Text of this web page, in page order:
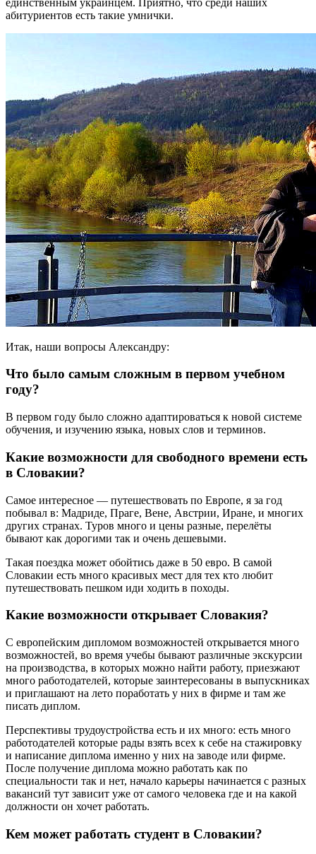
абитуриентов есть такие умнички.
Итак, наши вопросы Александру:
Что было самым сложным в первом учебном
году?
В первом году было сложно адаптироваться к новой системе
обучения, и изучению языка, новых слов и терминов.
Какие возможности для свободного времени есть
в Словакии?
Самое интересное — путешествовать по Европе, я за год
побывал в: Мадриде, Праге, Вене, Австрии, Иране, и многих
других странах. Туров много и цены разные, перелёты
бывают как дорогими так и очень дешевыми.
Такая поездка может обойтись даже в 50 евро. В самой
Словакии есть много красивых мест для тех кто любит
путешествовать пешком иди ходить в походы.
Какие возможности открывает Словакия?
С европейским дипломом возможностей открывается много
возможностей, во время учебы бывают различные экскурсии
на производства, в которых можно найти работу, приезжают
много работодателей, которые заинтересованы в выпускниках
и приглашают на лето поработать у них в фирме и там же
писать диплом.
Перспективы трудоустройства есть и их много: есть много
работодателей которые рады взять всех к себе на стажировку
и написание диплома именно у них на заводе или фирме.
После получение диплома можно работать как по
специальности так и нет, начало карьеры начинается с разных
вакансий тут зависит уже от самого человека где и на какой
должности он хочет работать.
Кем может работать студент в Словакии?